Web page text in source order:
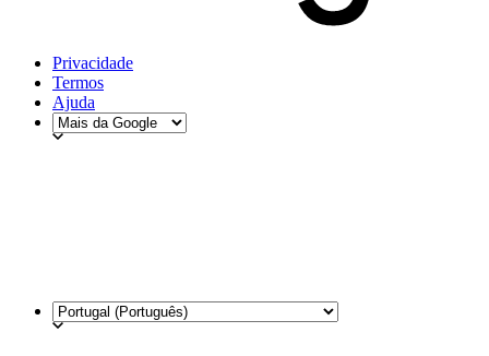
Privacidade
Termos
Ajuda